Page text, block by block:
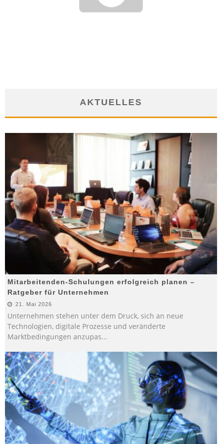
AKTUELLES
Mitarbeitenden-Schulungen erfolgreich planen –
Ratgeber für Unternehmen
21. Mai 2026
Unternehmen stehen unter dem Druck, sich an neue
Technologien, digitale Prozesse und veränderte
Marktbedingungen anzupas...